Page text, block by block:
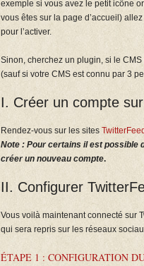
exemple si vous avez le petit icône
vous êtes sur la page d’accueil)
pour l’activer.
Sinon, cherchez un plugin, si le
(sauf si votre CMS est connu par 3
I. Créer un compte
Rendez-vous sur les sites TwitterFeed
Note : Pour certains il est possible
créer un nouveau compte.
II. Configurer
Vous voilà maintenant connecté sur
qui sera repris sur les réseaux
ÉTAPE 1 : CONFIGURATION